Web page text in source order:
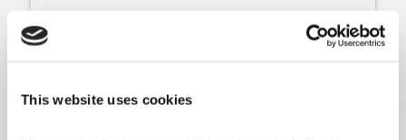
This website uses cookies
Grundrisse und Bilder dienen nur zur Veranschaulichung. Die
den angegebenen abweichen.